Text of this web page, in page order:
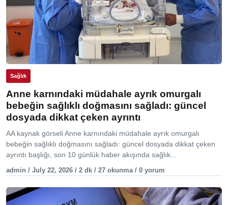
Sağlık
Anne karnındaki müdahale ayrık omurgalı
bebeğin sağlıklı doğmasını sağladı: güncel
dosyada dikkat çeken ayrıntı
AA kaynak görseli Anne karnındaki müdahale ayrık omurgalı
bebeğin sağlıklı doğmasını sağladı: güncel dosyada dikkat çeken
ayrıntı başlığı, son 10 günlük haber akışında sağlık...
admin / July 22, 2026 / 2 dk / 27 okunma / 0 yorum